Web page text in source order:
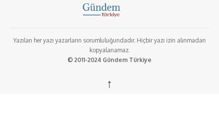
Yazılan her yazı yazarların sorumluluğundadır. Hiçbir yazı izin alınmadan
kopyalanamaz.
© 2011-2024 Gündem Türkiye
↑